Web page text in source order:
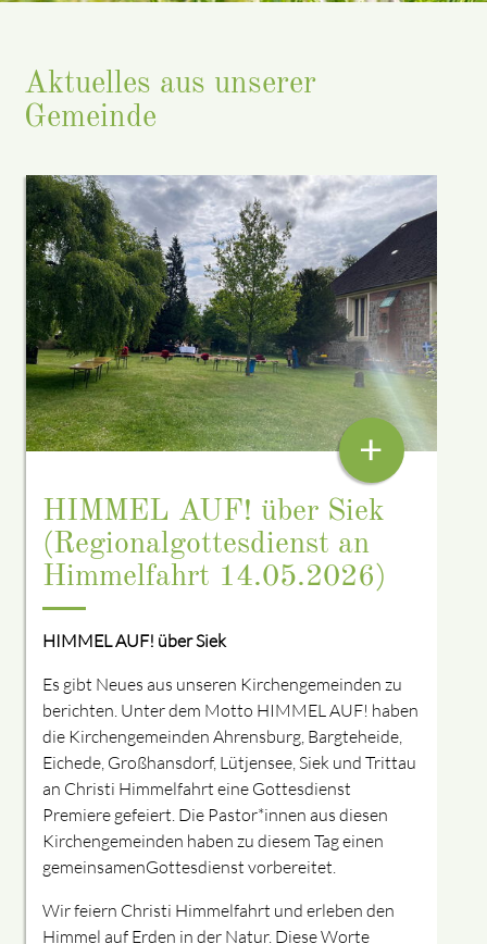
Aktuelles aus unserer
Gemeinde
HIMMEL AUF! über Siek
(Regionalgottesdienst an
Himmelfahrt 14.05.2026)
HIMMEL AUF! über Siek
Es gibt Neues aus unseren Kirchengemeinden zu
berichten. Unter dem Motto HIMMEL AUF! haben
die Kirchengemeinden Ahrensburg, Bargteheide,
Eichede, Großhansdorf, Lütjensee, Siek und Trittau
an Christi Himmelfahrt eine Gottesdienst
Premiere gefeiert. Die Pastor*innen aus diesen
Kirchengemeinden haben zu diesem Tag einen
gemeinsamenGottesdienst vorbereitet.
Wir feiern Christi Himmelfahrt und erleben den
Himmel auf Erden in der Natur. Diese Worte
+